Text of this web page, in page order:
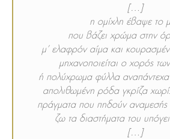
[…]
η ομίχλη έβαψε το
που βάζει χρώμα στην
μ’ ελαφρόν αίμα και
μηχανοποιείται ο χορός
ή πολύχρωμα φύλλα αναπάντεχα
απολιθωμένη ρόδα γκρίζα
πράγματα που πηδούν αναμεσής
ζω τα διαστήματα του
[…]